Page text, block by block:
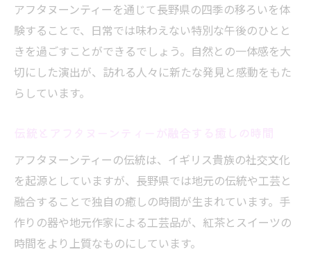
ー
伝統が息づく長野県で上質なティータイムを堪
能
アフタヌーンティーで味わう長野県の伝統
美
地元文化が引き立つ上質なティータイム体
アフタヌーンティーが紡ぐ長野の職人技
伝統的な趣とアフタヌーンティーの調和
アフタヌーンティー体験なら長野県の自然とと
アフタヌーンティーを通じて長野県の四季の移ろいを体
験することで、日常では味わえない特別な午後のひとと
きを過ごすことができるでしょう。自然との一体感を大
切にした演出が、訪れる人々に新たな発見と感動をもた
らしています。
アフタヌーンティーの伝統は、イギリス貴族の社交文化
を起源としていますが、長野県では地元の伝統や工芸と
融合することで独自の癒しの時間が生まれています。手
作りの器や地元作家による工芸品が、紅茶とスイーツの
時間をより上質なものにしています。